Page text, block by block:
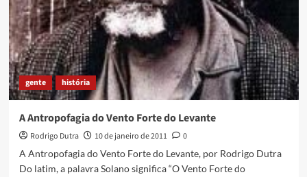
las
Caixas!!
gente história
A Antropofagia do Vento Forte do Levante
Rodrigo Dutra 10 de janeiro de 2011
0
A Antropofagia do Vento Forte do Levante, por Rodrigo Dutra
Do latim, a palavra Solano significa “O Vento Forte do